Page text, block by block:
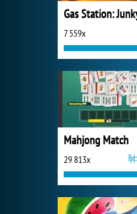
7 559x
Mahjong Match
29 813x